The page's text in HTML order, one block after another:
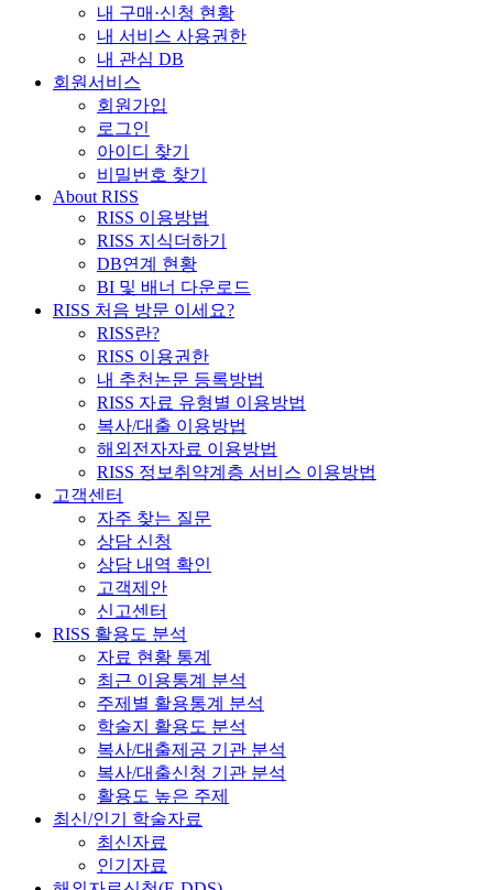
내 구매·신청 현황
내 서비스 사용권한
내 관심 DB
회원서비스
회원가입
로그인
아이디 찾기
비밀번호 찾기
About RISS
RISS 이용방법
RISS 지식더하기
DB연계 현황
BI 및 배너 다운로드
RISS 처음 방문 이세요?
RISS란?
RISS 이용권한
내 추천논문 등록방법
RISS 자료 유형별 이용방법
복사/대출 이용방법
해외전자자료 이용방법
RISS 정보취약계층 서비스 이용방법
고객센터
자주 찾는 질문
상담 신청
상담 내역 확인
고객제안
신고센터
RISS 활용도 분석
자료 현황 통계
최근 이용통계 분석
주제별 활용통계 분석
학술지 활용도 분석
복사/대출제공 기관 분석
복사/대출신청 기관 분석
활용도 높은 주제
최신/인기 학술자료
최신자료
인기자료